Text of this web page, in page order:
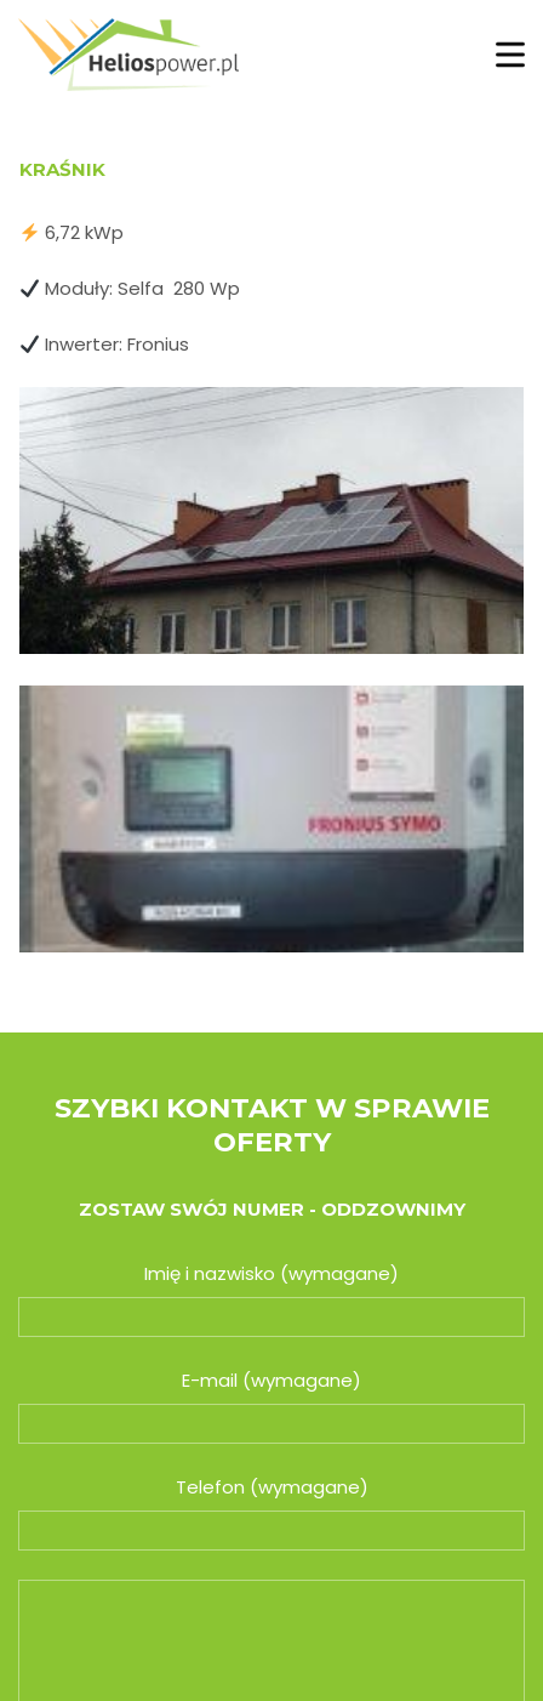
KRAŚNIK
6,72 kWp
Moduły: Selfa 280 Wp
Inwerter: Fronius
SZYBKI KONTAKT W SPRAWIE
OFERTY
ZOSTAW SWÓJ NUMER - ODDZOWNIMY
Imię i nazwisko (wymagane)
E-mail (wymagane)
Telefon (wymagane)